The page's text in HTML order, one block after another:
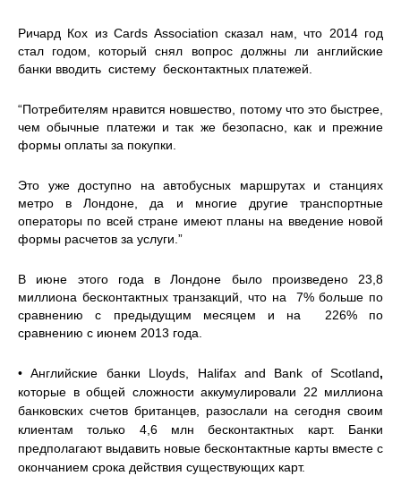
Ричард Кох из Cards Association сказал нам, что 2014 год
стал годом, который снял вопрос должны ли английские
банки вводить систему бесконтактных платежей.
“Потребителям нравится новшество, потому что это быстрее,
чем обычные платежи и так же безопасно, как и прежние
формы оплаты за покупки.
Это уже доступно на автобусных маршрутах и станциях
метро в Лондоне, да и многие другие транспортные
операторы по всей стране имеют планы на введение новой
формы расчетов за услуги.”
В июне этого года в Лондоне было произведено 23,8
миллиона бесконтактных транзакций, что на 7% больше по
сравнению с предыдущим месяцем и на 226% по
сравнению с июнем 2013 года.
• Английские банки Lloyds, Halifax and Bank of Scotland,
которые в общей сложности аккумулировали 22 миллиона
банковских счетов британцев, разослали на сегодня своим
клиентам только 4,6 млн бесконтактных карт. Банки
предполагают выдавить новые бесконтактные карты вместе с
окончанием срока действия существующих карт.